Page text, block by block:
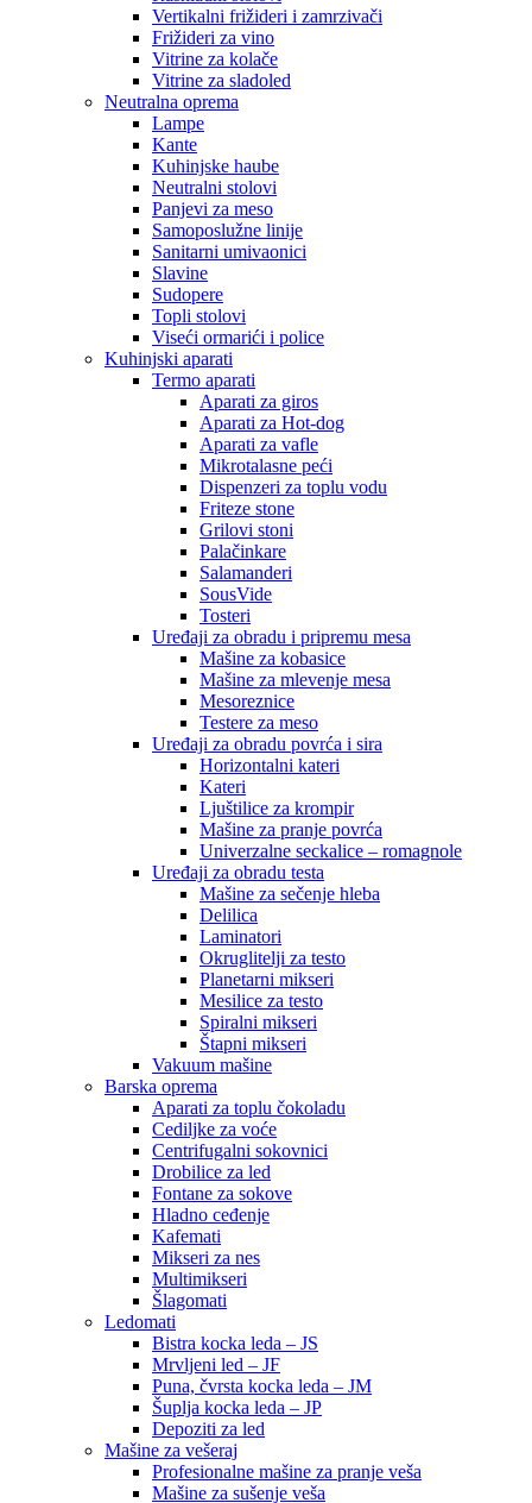
Vertikalni frižideri i zamrzivači
Frižideri za vino
Vitrine za kolače
Vitrine za sladoled
Neutralna oprema
Lampe
Kante
Kuhinjske haube
Neutralni stolovi
Panjevi za meso
Samoposlužne linije
Sanitarni umivaonici
Slavine
Sudopere
Topli stolovi
Viseći ormarići i police
Kuhinjski aparati
Termo aparati
Aparati za giros
Aparati za Hot-dog
Aparati za vafle
Mikrotalasne peći
Dispenzeri za toplu vodu
Friteze stone
Grilovi stoni
Palačinkare
Salamanderi
SousVide
Tosteri
Uređaji za obradu i pripremu mesa
Mašine za kobasice
Mašine za mlevenje mesa
Mesoreznice
Testere za meso
Uređaji za obradu povrća i sira
Horizontalni kateri
Kateri
Ljuštilice za krompir
Mašine za pranje povrća
Univerzalne seckalice – romagnole
Uređaji za obradu testa
Mašine za sečenje hleba
Delilica
Laminatori
Okruglitelji za testo
Planetarni mikseri
Mesilice za testo
Spiralni mikseri
Štapni mikseri
Vakuum mašine
Barska oprema
Aparati za toplu čokoladu
Cediljke za voće
Centrifugalni sokovnici
Drobilice za led
Fontane za sokove
Hladno ceđenje
Kafemati
Mikseri za nes
Multimikseri
Šlagomati
Ledomati
Bistra kocka leda – JS
Mrvljeni led – JF
Puna, čvrsta kocka leda – JM
Šuplja kocka leda – JP
Depoziti za led
Mašine za vešeraj
Profesionalne mašine za pranje veša
Mašine za sušenje veša